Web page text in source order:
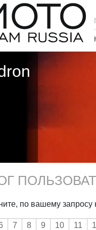
по вашему запросу
7 8 9 10 11